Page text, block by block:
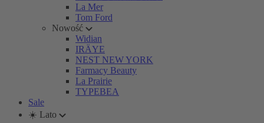
La Mer
Tom Ford
Nowość
Widian
IRÄYE
NEST NEW YORK
Farmacy Beauty
La Prairie
TYPEBEA
Sale
☀️ Lato